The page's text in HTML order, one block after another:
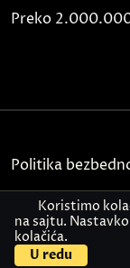
Preko
Politika
Kontakt
© Akademija
Koristimo
na sajtu.
kolačića.
U redu